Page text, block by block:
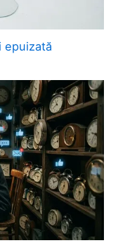
epuizată